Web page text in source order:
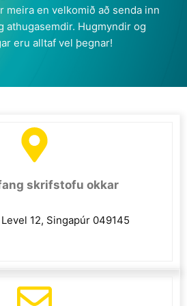
meira en velkomið að senda inn
athugasemdir. Hugmyndir og
eru alltaf vel þegnar!
skrifstofu okkar
12, Singapúr 049145